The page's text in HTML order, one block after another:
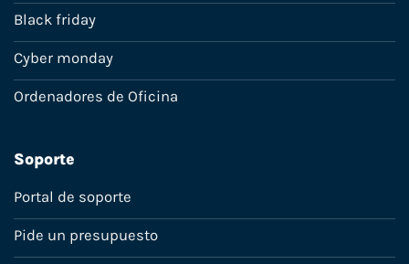
Black friday
Cyber monday
Ordenadores de Oficina
Soporte
Portal de soporte
Pide un presupuesto